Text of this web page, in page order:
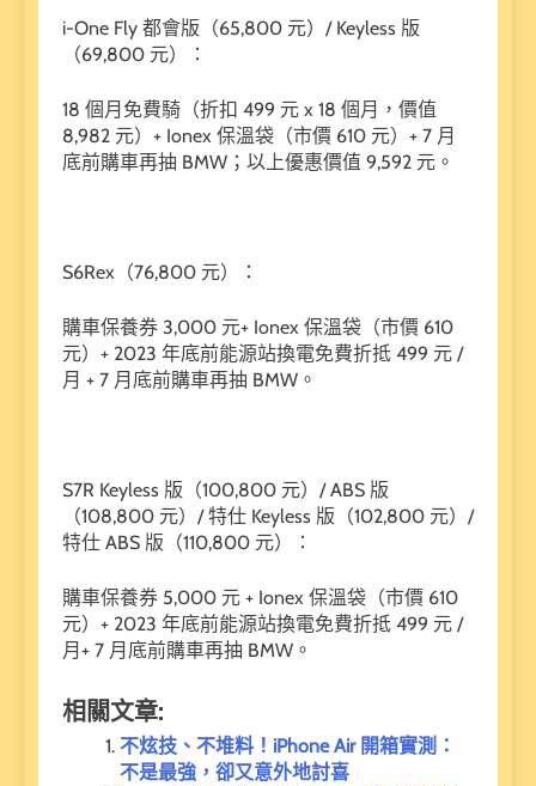
i-One Fly 都會版（65,800 元）/ Keyless 版
（69,800 元）：
18 個月免費騎（折扣 499 元 x 18 個月，價值
8,982 元）+ Ionex 保溫袋（市價 610 元）+ 7 月
底前購車再抽 BMW；以上優惠價值 9,592 元。
S6Rex（76,800 元）：
購車保養券 3,000 元+ Ionex 保溫袋（市價 610
元）+ 2023 年底前能源站換電免費折抵 499 元 /
月 + 7 月底前購車再抽 BMW。
S7R Keyless 版（100,800 元）/ ABS 版
（108,800 元）/ 特仕 Keyless 版（102,800 元）/
特仕 ABS 版（110,800 元）：
購車保養券 5,000 元 + Ionex 保溫袋（市價 610
元）+ 2023 年底前能源站換電免費折抵 499 元 /
月+ 7 月底前購車再抽 BMW。
相關文章:
不炫技、不堆料！iPhone Air 開箱實測：
不是最強，卻又意外地討喜